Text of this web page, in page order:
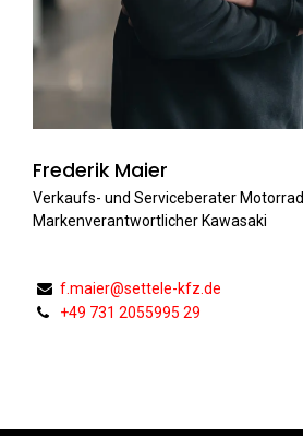
Frederik Maier
Verkaufs- und Serviceberater Motorrad
Markenverantwortlicher Kawasaki
f.maier@settele-kfz.de
+49 731 2055995 29